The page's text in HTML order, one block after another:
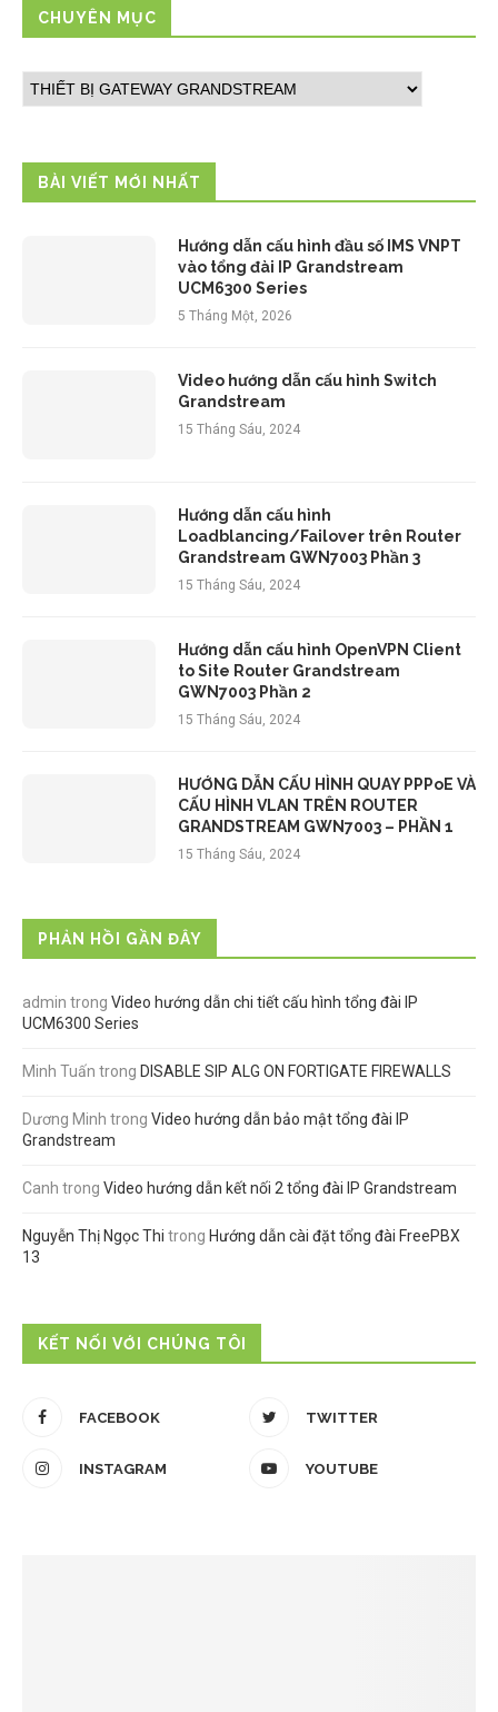
CHUYÊN MỤC
BÀI VIẾT MỚI NHẤT
Hướng dẫn cấu hình đầu số IMS VNPT
vào tổng đài IP Grandstream
UCM6300 Series
5 Tháng Một, 2026
Video hướng dẫn cấu hình Switch
Grandstream
15 Tháng Sáu, 2024
Hướng dẫn cấu hình
Loadblancing/Failover trên Router
Grandstream GWN7003 Phần 3
15 Tháng Sáu, 2024
Hướng dẫn cấu hình OpenVPN Client
to Site Router Grandstream
GWN7003 Phần 2
15 Tháng Sáu, 2024
HƯỚNG DẪN CẤU HÌNH QUAY PPPoE VÀ
CẤU HÌNH VLAN TRÊN ROUTER
GRANDSTREAM GWN7003 – PHẦN 1
15 Tháng Sáu, 2024
PHẢN HỒI GẦN ĐÂY
admin trong Video hướng dẫn chi tiết cấu hình tổng đài IP
UCM6300 Series
Minh Tuấn trong DISABLE SIP ALG ON FORTIGATE FIREWALLS
Dương Minh trong Video hướng dẫn bảo mật tổng đài IP
Grandstream
Canh trong Video hướng dẫn kết nối 2 tổng đài IP Grandstream
Nguyễn Thị Ngọc Thi trong Hướng dẫn cài đặt tổng đài FreePBX
13
KẾT NỐI VỚI CHÚNG TÔI
FACEBOOK TWITTER
INSTAGRAM YOUTUBE